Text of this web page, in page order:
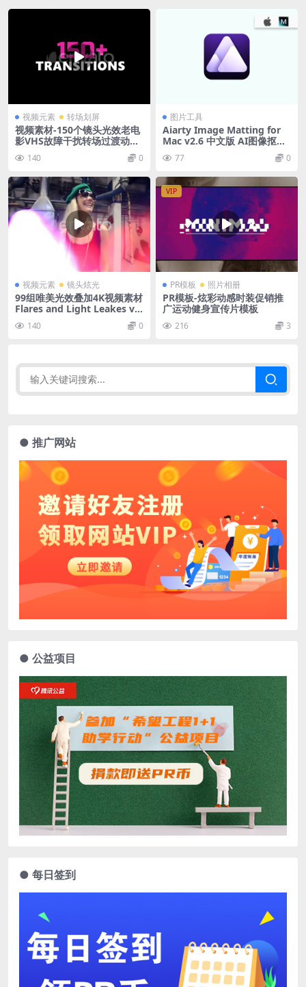
视频元素 转场划屏
视频素材-150个镜头光效老电
影VHS故障干扰转场过渡动画
Transitions
140 0
图片工具
Aiarty Image Matting for
Mac v2.6 中文版 AI图像抠图
软件
77 0
视频元素 镜头炫光
99组唯美光效叠加4K视频素材
Flares and Light Leakes vo
140 0
VIP
PR模板 照片相册
PR模板-炫彩动感时装促销推
广运动健身宣传片模板
216 3
● 推广网站
● 公益项目
● 每日签到